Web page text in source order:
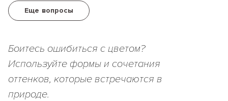
Еще вопросы
Боитесь ошибиться с цветом?
Используйте формы и сочетания
оттенков, которые встречаются в
природе.